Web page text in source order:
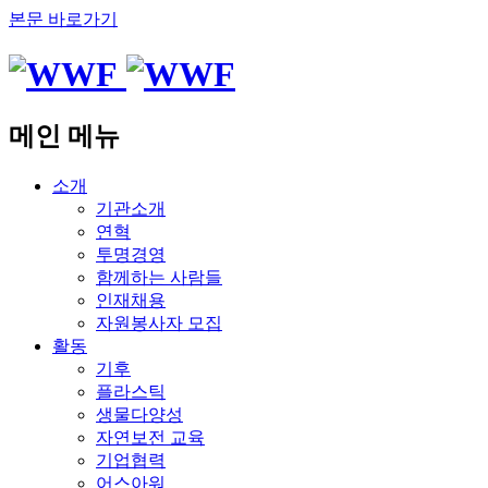
본문 바로가기
메인 메뉴
소개
기관소개
연혁
투명경영
함께하는 사람들
인재채용
자원봉사자 모집
활동
기후
플라스틱
생물다양성
자연보전 교육
기업협력
어스아워